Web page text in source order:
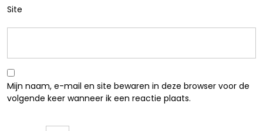
Site
Mijn naam, e-mail en site bewaren in deze browser voor de
volgende keer wanneer ik een reactie plaats.